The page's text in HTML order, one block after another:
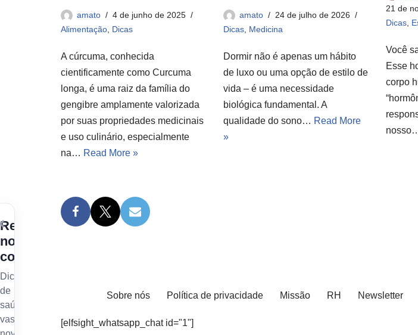
amato
4 de junho de 2025
Alimentação Dicas
A cúrcuma, conhecida
cientificamente como Curcuma
longa, é uma raiz da família do
gengibre amplamente valorizada
por suas propriedades medicinais
e uso culinário, especialmente
na… Read More »
amato
24 de julho de 2026
Dicas Medicina
Dormir não é apenas um hábito
de luxo ou uma opção de estilo de
vida – é uma necessidade
biológica fundamental. A
qualidade do sono… Read More
»
21 de
Dicas
Você
Esse
corpo
Sobre nós Política de privacidade Missão RH Newsletter
[elfsight_whatsapp_chat id="1"]
Receba
nossos
conteúdos
Dicas
de
saúde
vascular,